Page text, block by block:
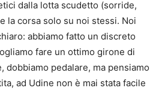
dalla lotta scudetto (sorride,
la corsa solo su noi stessi. Noi
abbiamo fatto un discreto
fare un ottimo girone di
dobbiamo pedalare, ma pensiamo
ad Udine non è mai stata facile